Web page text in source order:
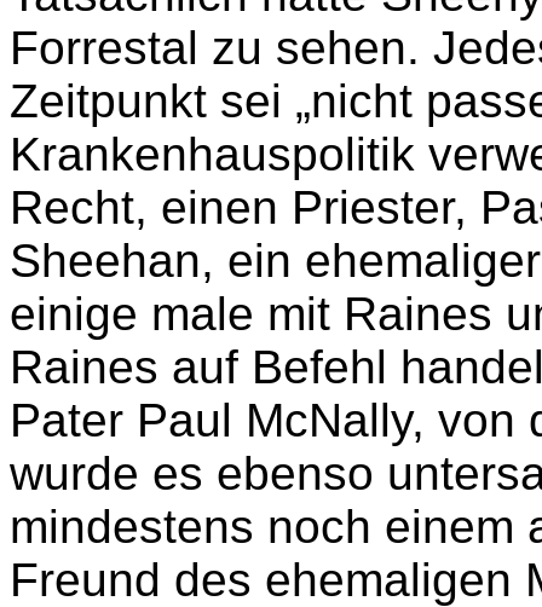
Forrestal zu sehen.
Zeitpunkt sei „nicht
Krankenhauspolitik
Recht, einen Priester,
Sheehan, ein
einige male mit Raines
Raines auf Befehl
Pater Paul McNally, von
wurde es ebenso
mindestens noch einem
Freund des ehemaligen